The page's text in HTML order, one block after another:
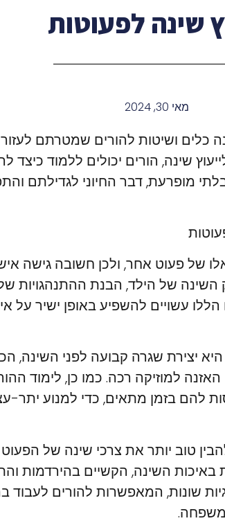
שינה לפעוטות
מאי 30, 2024
כלים ושיטות להורים שמטרתם
שינה, הורים יכולים ללמוד כיצד
מופרעת, דבר החיוני לגדילתם
של פעוט אחר, ולכן חשובה גישה
של הילד, הבנת ההתנהגויות
עשויים להשפיע באופן ישיר על
יצירת שגרה קבועה לפני השינה,
למוזיקה רכה. כמו כן, לימוד
להם בזמן מתאים, כדי למנוע יתר-
טוב יותר את צרכי שינה של
באיכות השינה, הקשיים בהירדמות
שונות, המאפשרות להורים